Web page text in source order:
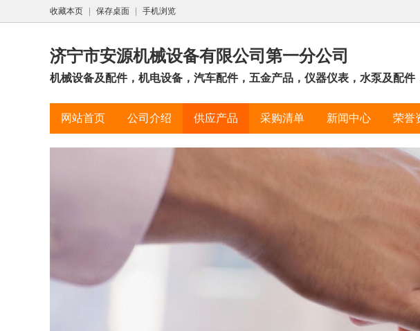
收藏本页 保存桌面 手机浏览
济宁市安源机械设备有限公司第一分公司
机械设备及配件，机电设备，汽车配件，五金产品，仪器仪表，水泵及配件
网站首页 公司介绍 供应产品 采购清单 新闻中心 荣誉